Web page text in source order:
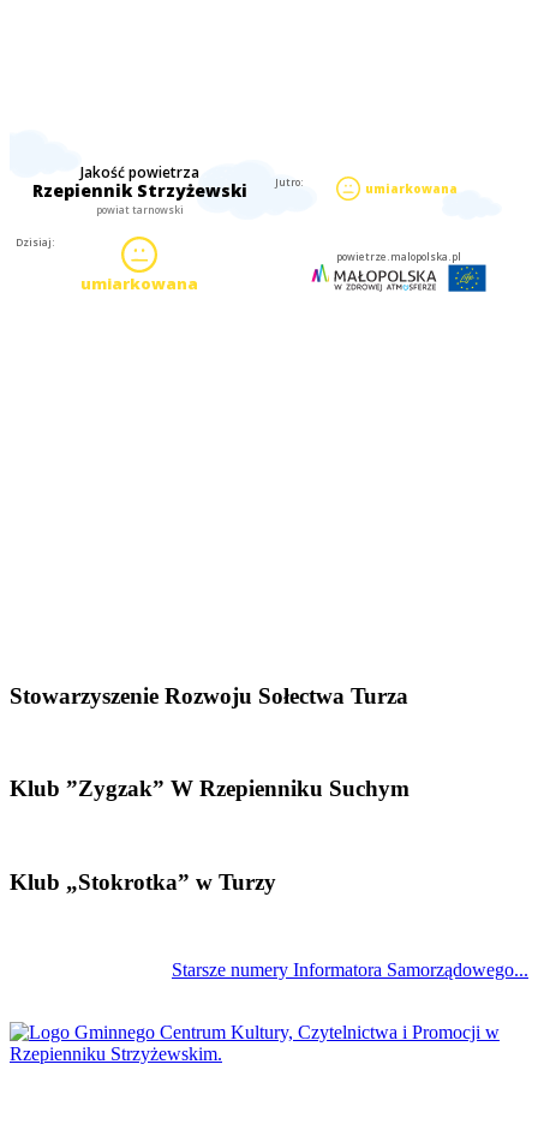
Stowarzyszenie Rozwoju Sołectwa Turza
Klub ”Zygzak” W Rzepienniku Suchym
Klub „Stokrotka” w Turzy
Starsze numery Informatora Samorządowego...